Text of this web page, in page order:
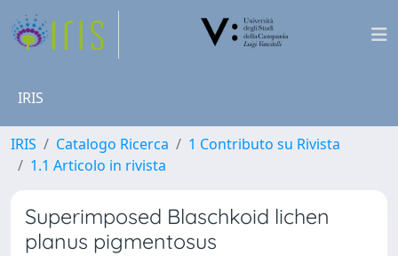
IRIS
IRIS Catalogo Ricerca
1 Contributo su Rivista
1.1 Articolo in rivista
Superimposed Blaschkoid lichen
planus pigmentosus